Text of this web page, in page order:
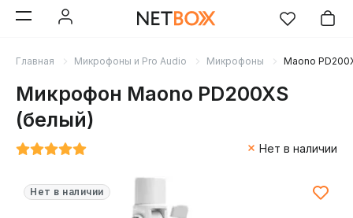
Главная Микрофоны и Pro Audio Микрофоны Maono
Микрофон Maono PD200XS
(белый)
Нет в наличии
Нет в наличии